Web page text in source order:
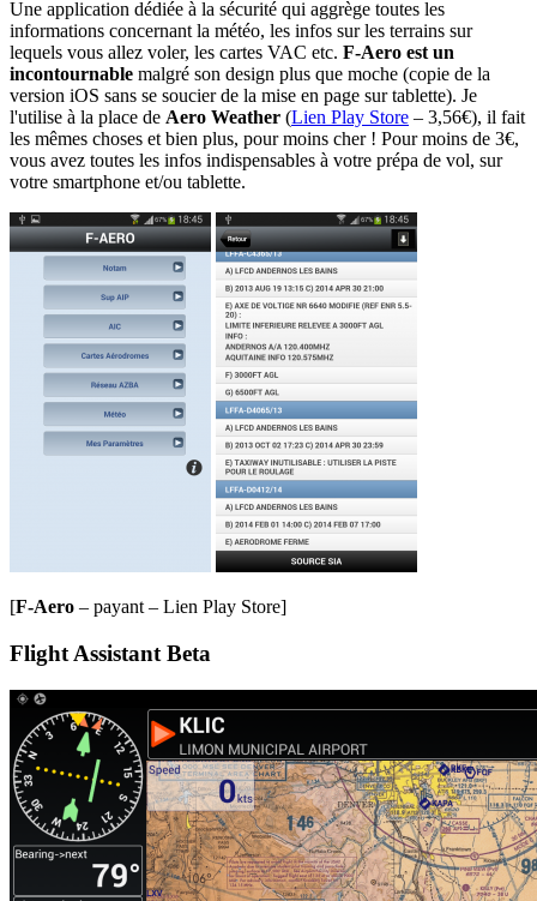
Une application dédiée à la sécurité qui aggrège toutes les
informations concernant la météo, les infos sur les terrains sur
lequels vous allez voler, les cartes VAC etc. F-Aero est un
incontournable malgré son design plus que moche (copie de la
version iOS sans se soucier de la mise en page sur tablette). Je
l'utilise à la place de Aero Weather (Lien Play Store – 3,56€), il fait
les mêmes choses et bien plus, pour moins cher ! Pour moins de 3€,
vous avez toutes les infos indispensables à votre prépa de vol, sur
votre smartphone et/ou tablette.
[F-Aero – payant – Lien Play Store]
Flight Assistant Beta